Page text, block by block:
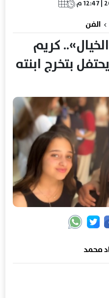
الفن
كريم
بتخرج ابنته
محمد